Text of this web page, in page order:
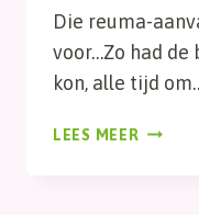
Die reuma-
voor…Zo had de
kon, alle tijd
LEES MEER